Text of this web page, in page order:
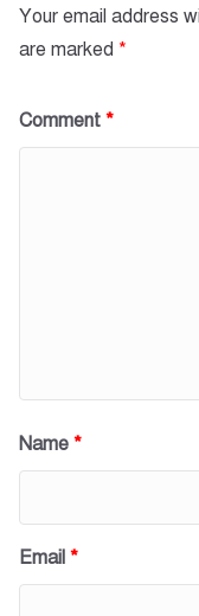
Your email address
are marked *
Comment *
Name *
Email *